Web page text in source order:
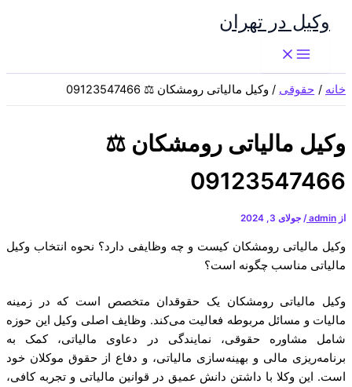
وکیل در تهران
خانه حقوقی وکیل مالیاتی رومشکان ⚖️ 09123547466
وکیل مالیاتی رومشکان ⚖️
09123547466
از admin
/ جولای 3, 2024
وکیل مالیاتی رومشکان کیست و چه وظایفی دارد؟ نحوه انتخاب وکیل
مالیاتی مناسب چگونه است؟
وکیل مالیاتی رومشکان یک حقوقدان متخصص است که در زمینه
مالیات و مسائل مربوطه فعالیت می‌کند. وظایف اصلی وکیل این حوزه
شامل مشاوره حقوقی، نمایندگی در دعاوی مالیاتی، کمک به
برنامه‌ریزی مالی و بهینه‌سازی مالیاتی، و دفاع از حقوق موکلان خود
است. این وکلا با داشتن دانش عمیق در قوانین مالیاتی و تجربه کافی،